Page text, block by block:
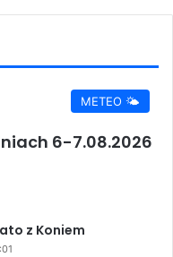
METEO 🌤️
6-7.08.2026
z Koniem